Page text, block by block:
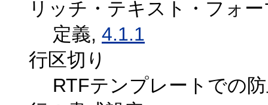
リッチ・テキスト・フォ
定義, 4.1.1
行区切り
RTFテンプレートでの